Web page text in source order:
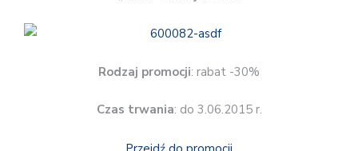
Rodzaj promocji: rabat -30%
Czas trwania: do 3.06.2015 r.